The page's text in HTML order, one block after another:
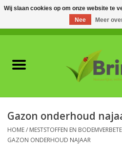
Plagen & Ziekten
Gazon onderhoud
HOME/ MESTSTOFFEN EN
GAZON ONDERHOUD NAJAAR
Wij slaan cookies op om onze website te
Nee
Meer